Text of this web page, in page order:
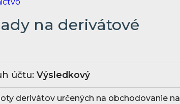
na derivátové
účtu: Výsledkový
derivátov určených na obchodovanie na